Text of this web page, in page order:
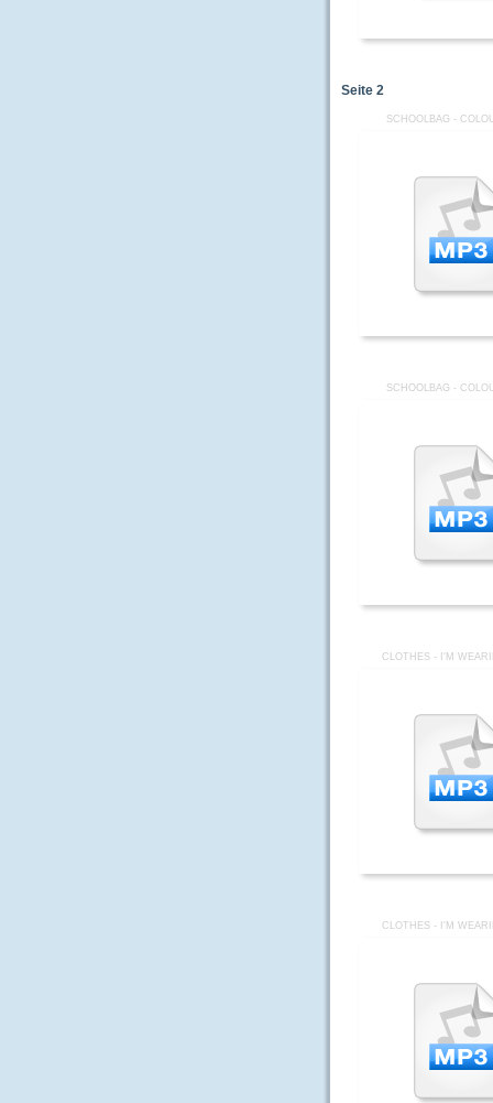
Seite 2
SCHOOLBAG -
SCHOOLBAG -
CLOTHES - I'M
CLOTHES - I'M